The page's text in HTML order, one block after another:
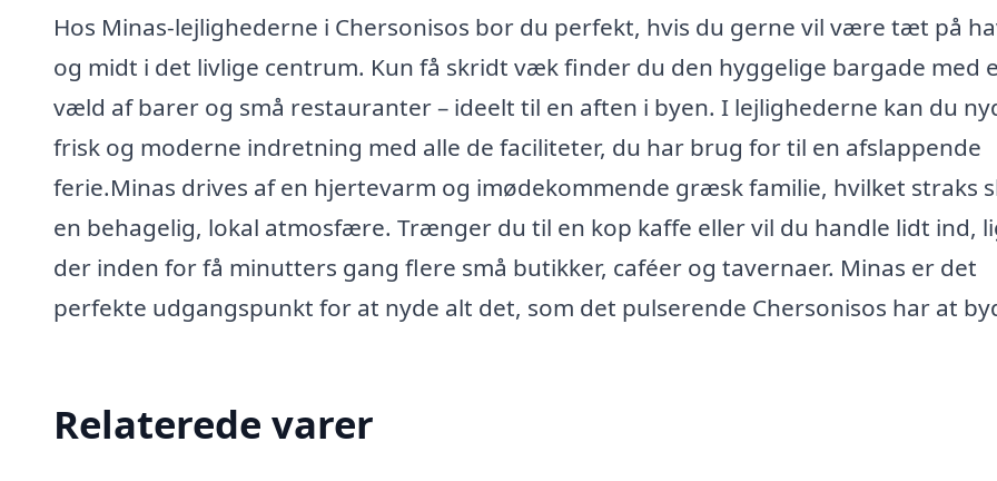
Hos Minas-lejlighederne i Chersonisos bor du perfekt, hvis du gerne vil være tæt på
og midt i det livlige centrum. Kun få skridt væk finder du den hyggelige bargade med
væld af barer og små restauranter – ideelt til en aften i byen. I lejlighederne kan du
frisk og moderne indretning med alle de faciliteter, du har brug for til en afslappende
ferie.Minas drives af en hjertevarm og imødekommende græsk familie, hvilket straks
en behagelig, lokal atmosfære. Trænger du til en kop kaffe eller vil du handle lidt ind,
der inden for få minutters gang flere små butikker, caféer og tavernaer. Minas er det
perfekte udgangspunkt for at nyde alt det, som det pulserende Chersonisos har at
Relaterede varer